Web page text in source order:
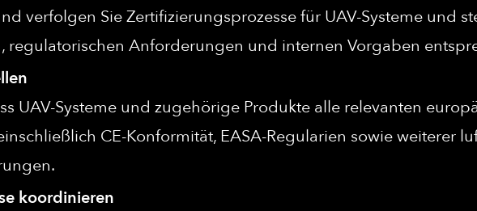
verfolgen Sie Zertifizierungsprozesse für UAV-Systeme und
regulatorischen Anforderungen und internen Vorgaben
UAV-Systeme und zugehörige Produkte alle relevanten
CE-Konformität, EASA-Regularien sowie weiterer
koordinieren